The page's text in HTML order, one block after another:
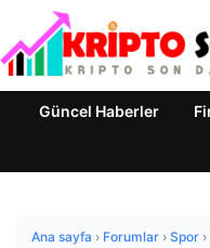
Güncel Haberler
Ana sayfa › Forumlar › Spor ›